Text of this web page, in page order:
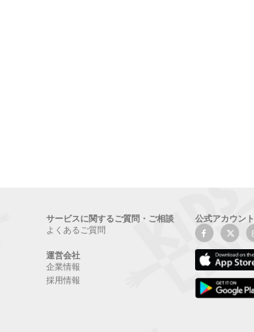
サービスに関するご質問・ご相談
よくあるご質問
運営会社
企業情報
採用情報
公式アカウント